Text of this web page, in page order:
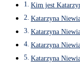
Kim jest
Katarzyna
Katarzyna
Katarzyna
Katarzyna